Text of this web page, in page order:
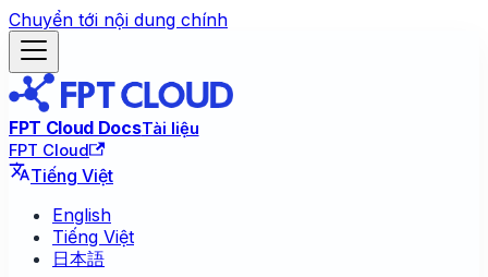
Chuyển tới nội dung chính
FPT Cloud DocsTài liệu
FPT Cloud
Tiếng Việt
English
Tiếng Việt
日本語